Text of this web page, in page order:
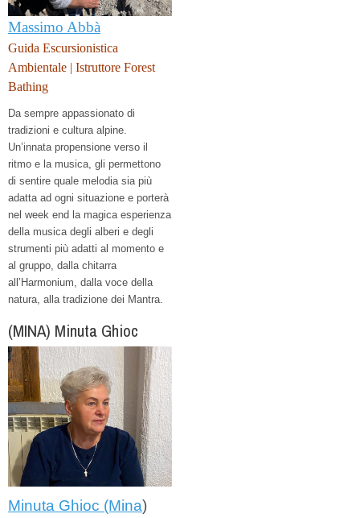
Massimo Abbà
Guida Escursionistica
Ambientale | Istruttore Forest
Bathing
Da sempre appassionato di
tradizioni e cultura alpine.
Un’innata propensione verso il
ritmo e la musica, gli permettono
di sentire quale melodia sia più
adatta ad ogni situazione e porterà
nel week end la magica esperienza
della musica degli alberi e degli
strumenti più adatti al momento e
al gruppo, dalla chitarra
all’Harmonium, dalla voce della
natura, alla tradizione dei Mantra.
(MINA) Minuta Ghioc
Minuta Ghioc (Mina)